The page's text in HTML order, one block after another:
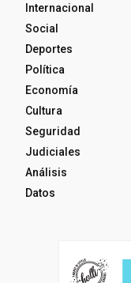
Internacional
Social
Deportes
Política
Economía
Cultura
Seguridad
Judiciales
Análisis
Datos